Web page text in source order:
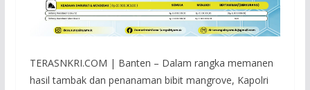
TERASNKRI.COM | Banten – Dalam rangka memanen
hasil tambak dan penanaman bibit mangrove, Kapolri